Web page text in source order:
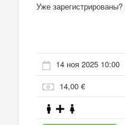
Уже зарегистрированы?
14 ноя 2025 10:00
14,00 €